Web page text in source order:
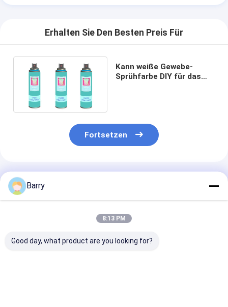
Erhalten Sie Den Besten Preis Für
Kann weiße Gewebe-
Sprühfarbe DIY für das
Fortsetzen
Empfohlene Produkte
Barry
8:13 PM
Good day, what product are you looking for?